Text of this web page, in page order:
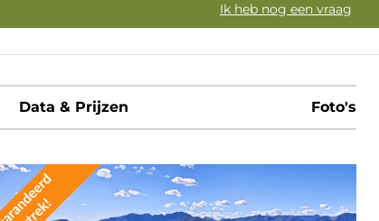
Ik heb nog een vraag
Data & Prijzen Foto's